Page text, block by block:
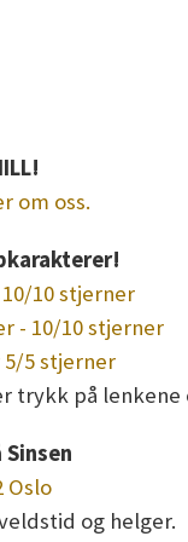
om oss.
10 stjerner
- 10/10 stjerner
5 stjerner
trykk på lenkene
Oslo
og helger.